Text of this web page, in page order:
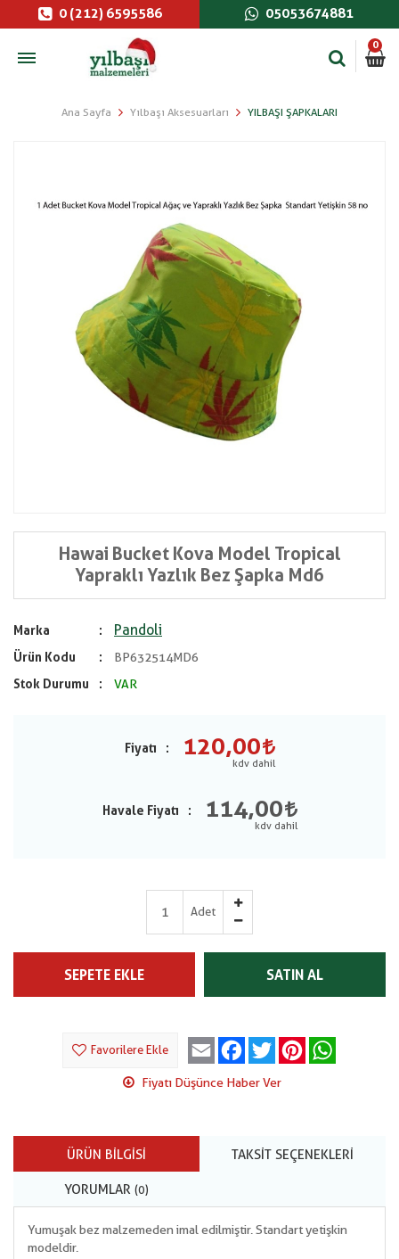
0 (212) 6595586 05053674881
0
Ana Sayfa Yılbaşı Aksesuarları YILBAŞI ŞAPKALARI
Hawai Bucket Kova Model Tropical
Yapraklı Yazlık Bez Şapka Md6
Marka Pandoli
Ürün Kodu
BP632514MD6
Stok Durumu
VAR
Fiyatı 120,00
Havale Fiyatı 114,00
Adet
SEPETE EKLE SATIN AL
Favorilere Ekle Email Facebook
Twitter Pinterest
Fiyatı Düşünce Haber Ver
ÜRÜN BILGISI TAKSIT SEÇENEKLERI
YORUMLAR (0)
Yumuşak bez malzemeden imal edilmiştir. Standart yetişkin
modeldir.